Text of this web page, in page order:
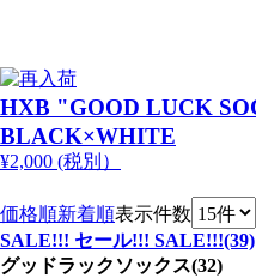
HXB "GOOD LUCK
BLACK×WHITE
¥2,000 (税別）
価格順新着順表示件数
SALE!!! セール!!! SALE!!!(39)
グッドラックソックス(32)